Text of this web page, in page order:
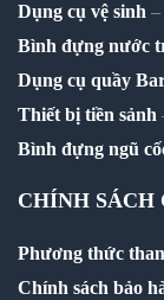
Dụng cụ vệ sinh –
Bình đựng nước
Dụng cụ quầy
Thiết bị tiền sảnh
Bình đựng ngũ
CHÍNH SÁCH
Phương thức
Chính sách bảo